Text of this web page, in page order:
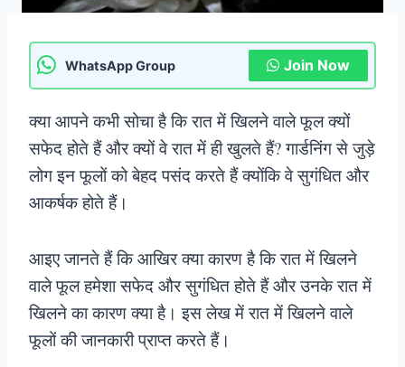
WhatsApp Group Join Now
क्या आपने कभी सोचा है कि रात में खिलने वाले फूल क्यों
सफेद होते हैं और क्यों वे रात में ही खुलते हैं? गार्डनिंग से जुड़े
लोग इन फूलों को बेहद पसंद करते हैं क्योंकि वे सुगंधित और
आकर्षक होते हैं।
आइए जानते हैं कि आखिर क्या कारण है कि रात में खिलने
वाले फूल हमेशा सफेद और सुगंधित होते हैं और उनके रात में
खिलने का कारण क्या है। इस लेख में रात में खिलने वाले
फूलों की जानकारी प्राप्त करते हैं।